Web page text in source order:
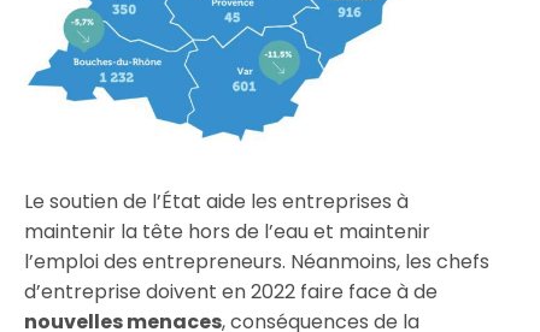
Le soutien de l’État aide les entreprises à
maintenir la tête hors de l’eau et maintenir
l’emploi des entrepreneurs. Néanmoins, les chefs
d’entreprise doivent en 2022 faire face à de
nouvelles menaces, conséquences de la